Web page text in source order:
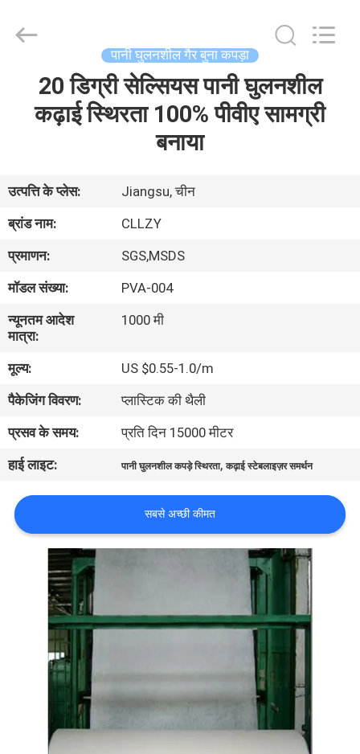
हमारे
बारे
में
कारखाने
का
गुणवत्ता
नियंत्रण
उद्धरण
साइटमैप
PRIVACY
POLICY
Materials
पानी घुलनशील गैर बुना कपड़ा
20 डिग्री सेल्सियस पानी घुलनशील
कढ़ाई स्थिरता 100% पीवीए सामग्री
बनाया
उत्पत्ति के प्लेस:
Jiangsu, चीन
ब्रांड नाम:
CLLZY
प्रमाणन:
SGS,MSDS
मॉडल संख्या:
PVA-004
न्यूनतम आदेश
मात्रा:
1000 मी
मूल्य:
US $0.55-1.0/m
पैकेजिंग विवरण:
प्लास्टिक की थैली
प्रसव के समय:
प्रति दिन 15000 मीटर
हाई लाइट:
पानी घुलनशील कपड़े स्थिरता,कढ़ाई स्टेबलाइज़र समर्थन
सबसे अच्छी कीमत